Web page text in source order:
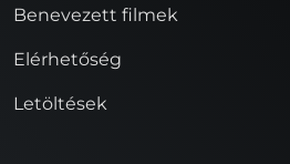
Benevezett filmek
Elérhetőség
Letöltések